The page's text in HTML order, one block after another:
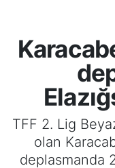
TFF 2. Lig
olan
deplasmanda
Bursa
Hentbol
Voleybol
Genel
Bursa Trafik
TFF 2.Lig
Tüm
Son Dakika